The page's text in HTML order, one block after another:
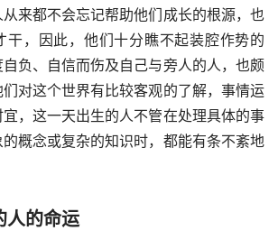
来都不会忘记帮助他们成长的根源，也
干，因此，他们十分瞧不起装腔作势的
负、自信而伤及自己与旁人的人，也颇
对这个世界有比较客观的了解，事情运
，这一天出生的人不管在处理具体的事
概念或复杂的知识时，都能有条不紊地
人的命运